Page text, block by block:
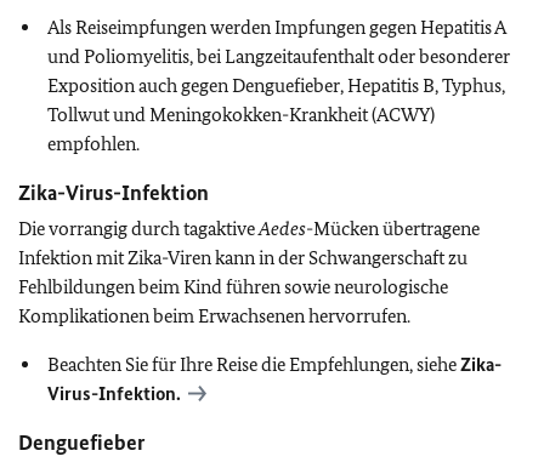
Als Reiseimpfungen werden Impfungen gegen Hepatitis A
und Poliomyelitis, bei Langzeitaufenthalt oder besonderer
Exposition auch gegen Denguefieber, Hepatitis B, Typhus,
Tollwut und Meningokokken-Krankheit (ACWY)
empfohlen.
Zika-Virus-Infektion
Die vorrangig durch tagaktiveAedes-Mücken übertragene
Infektion mit Zika-Viren kann in der Schwangerschaft zu
Fehlbildungen beim Kind führen sowie neurologische
Komplikationen beim Erwachsenen hervorrufen.
Beachten Sie für Ihre Reise die Empfehlungen, sieheZika-
Virus-Infektion.
Denguefieber